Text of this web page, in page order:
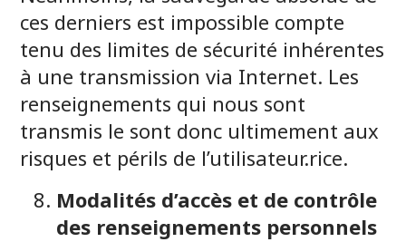
ces derniers est impossible compte
tenu des limites de sécurité inhérentes
à une transmission via Internet. Les
renseignements qui nous sont
transmis le sont donc ultimement aux
risques et périls de l’utilisateur.rice.
Modalités d’accès et de contrôle
des renseignements personnels